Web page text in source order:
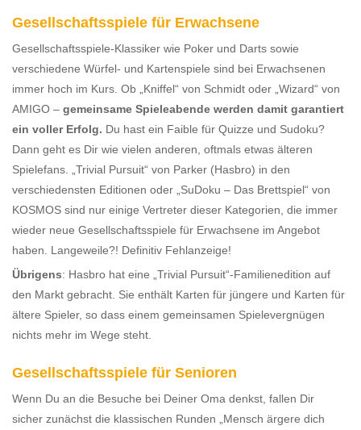
Gesellschaftsspiele für Erwachsene
Gesellschaftsspiele-Klassiker wie Poker und Darts sowie
verschiedene Würfel- und Kartenspiele sind bei Erwachsenen
immer hoch im Kurs. Ob „Kniffel“ von Schmidt oder „Wizard“ von
AMIGO – gemeinsame Spieleabende werden damit garantiert
ein voller Erfolg. Du hast ein Faible für Quizze und Sudoku?
Dann geht es Dir wie vielen anderen, oftmals etwas älteren
Spielefans. „Trivial Pursuit“ von Parker (Hasbro) in den
verschiedensten Editionen oder „SuDoku – Das Brettspiel“ von
KOSMOS sind nur einige Vertreter dieser Kategorien, die immer
wieder neue Gesellschaftsspiele für Erwachsene im Angebot
haben. Langeweile?! Definitiv Fehlanzeige!
Übrigens: Hasbro hat eine „Trivial Pursuit“-Familienedition auf
den Markt gebracht. Sie enthält Karten für jüngere und Karten für
ältere Spieler, so dass einem gemeinsamen Spielevergnügen
nichts mehr im Wege steht.
Gesellschaftsspiele für Senioren
Wenn Du an die Besuche bei Deiner Oma denkst, fallen Dir
sicher zunächst die klassischen Runden „Mensch ärgere dich